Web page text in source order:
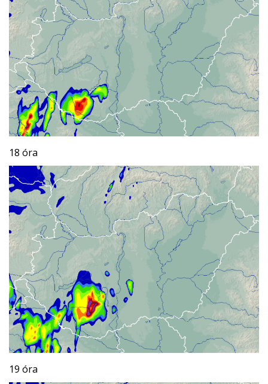
18 óra
19 óra